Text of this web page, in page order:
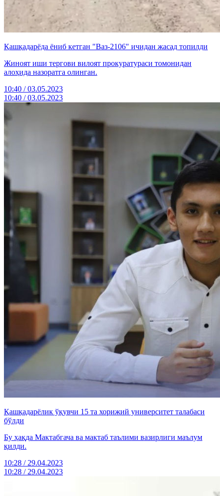
Қашқадарёда ёниб кетган "Ваз-2106" ичидан жасад топилди
Жиноят иши тергови вилоят прокуратураси томонидан
алоҳида назоратга олинган.
10:40 / 03.05.2023
10:40 / 03.05.2023
Қашқадарёлик ўқувчи 15 та хорижий университет талабаси
бўлди
Бу ҳақда Мактабгача ва мактаб таълими вазирлиги маълум
қилди.
10:28 / 29.04.2023
10:28 / 29.04.2023